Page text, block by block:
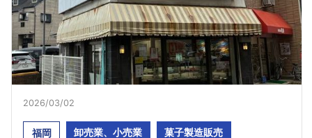
2026/03/02
福岡 卸売業、小売業 菓子製造販売